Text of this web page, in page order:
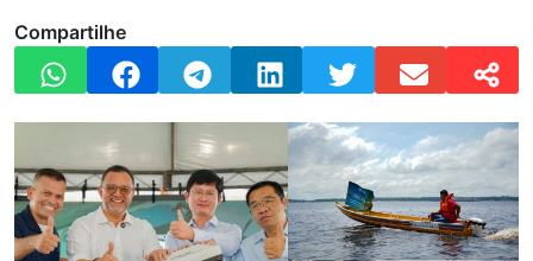
Compartilhe